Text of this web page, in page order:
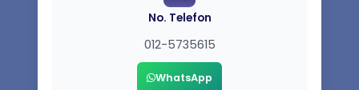
No. Telefon
012-5735615
WhatsApp